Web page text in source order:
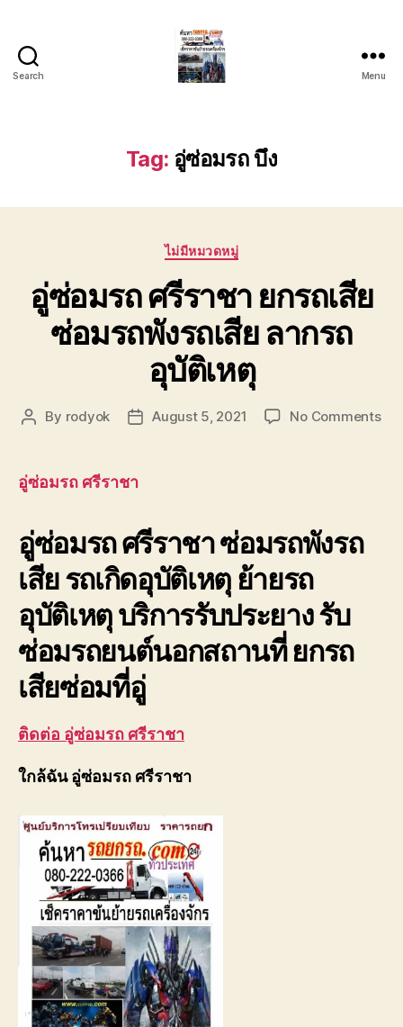
Search
ลาก
รถ
ชลบุรี
ชั่วโมง
0802220366
Menu
Tag: อู่ซ่อมรถ บึง
Categories
ไม่มีหมวดหมู่
อู่ซ่อมรถ ศรีราชา ยกรถเสีย
ซ่อมรถพังรถเสีย ลากรถ
อุบัติเหตุ
Post
By rodyok
PostAugust 5, 2021 No Commentson
อู่ซ่อมรถ ศรีราชา
อู่ซ่อมรถ ศรีราชา ซ่อมรถพังรถ
เสีย รถเกิดอุบัติเหตุ ย้ายรถ
อุบัติเหตุ บริการรับประยาง รับ
ซ่อมรถยนต์นอกสถานที่ ยกรถ
เสียซ่อมที่อู่
ติดต่อ อู่ซ่อมรถ ศรีราชา
ใกล้ฉัน อู่ซ่อมรถ ศรีราชา